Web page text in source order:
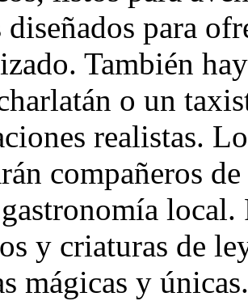
para
También
o un
realistas.
compañeros
local.
y criaturas de
mágicas y únicas.